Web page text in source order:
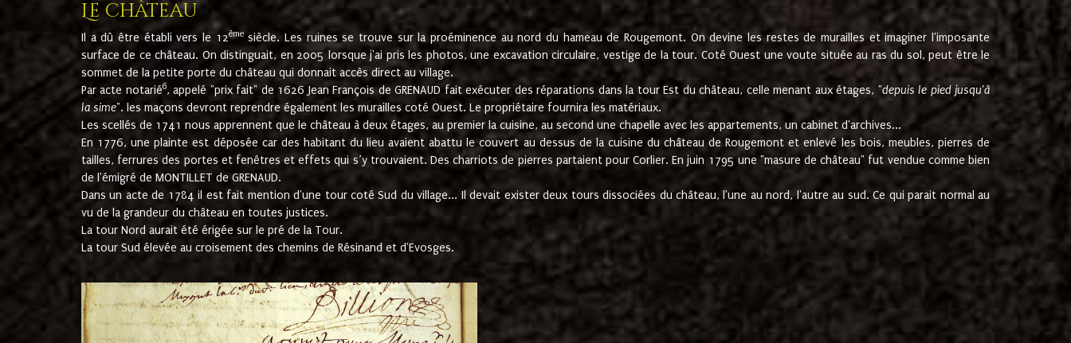
Le château
Il a dû être établi vers le 12èmesiècle. Les ruines se trouve sur la proéminence au nord du hameau de Rougemont. On devine les restes de murailles et imaginer l'imposante
surface de ce château. On distinguait, en 2005 lorsque j'ai pris les photos, une excavation circulaire, vestige de la tour. Coté Ouest une voute située au ras du sol, peut être le
sommet de la petite porte du château qui donnait accès direct au village.
Par acte notarié6, appelé "prix fait" de 1626 Jean François de GRENAUD fait exécuter des réparations dans la tour Est du château, celle menant aux étages, "depuis le pied jusqu'à
la sime". les maçons devront reprendre également les murailles coté Ouest. Le propriétaire fournira les matériaux.
Les scellés de 1741 nous apprennent que le château à deux étages, au premier la cuisine, au second une chapelle avec les appartements, un cabinet d'archives...
En 1776, une plainte est déposée car des habitant du lieu avaient abattu le couvert au dessus de la cuisine du château de Rougemont et enlevé les bois, meubles, pierres de
tailles, ferrures des portes et fenêtres et effets qui s’y trouvaient. Des charriots de pierres partaient pour Corlier. En juin 1795 une "masure de château" fut vendue comme bien
de l'émigré de MONTILLET de GRENAUD.
Dans un acte de 1784 il est fait mention d'une tour coté Sud du village... Il devait exister deux tours dissociées du château, l'une au nord, l'autre au sud. Ce qui parait normal au
vu de la grandeur du château en toutes justices.
La tour Nord aurait été érigée sur le pré de la Tour.
La tour Sud élevée au croisement des chemins de Résinand et d'Evosges.